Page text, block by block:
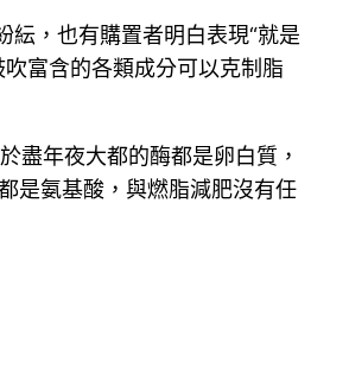
紜，也有購置者明白表現“就是
富含的各類成分可以克制脂
盡年夜大都的酶都是卵白質，
是氨基酸，與燃脂減肥沒有任